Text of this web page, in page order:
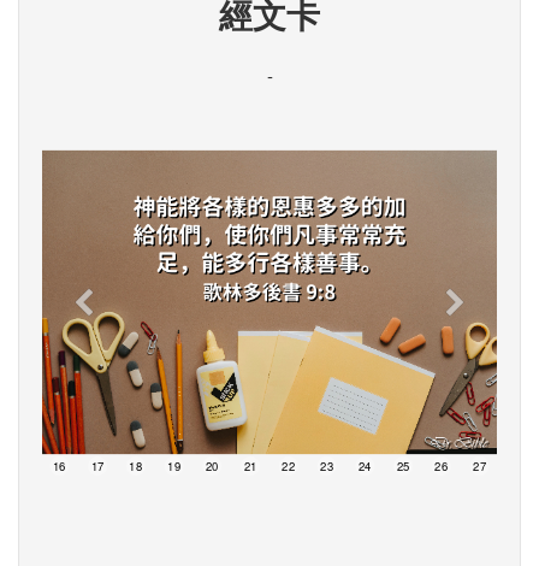
經文卡
-
16 17 18 19 20 21 22 23 24 25 26 27